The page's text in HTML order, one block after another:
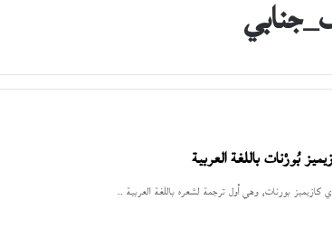
بُورْنات باللغة العربية
كازيميز بورنات، وهي أول ترجمة لشعره باللغة العربية ..